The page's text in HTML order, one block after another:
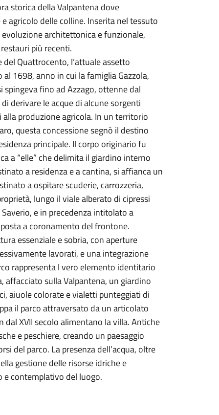
storica della Valpantena dove
agricolo delle colline. Inserita nel tessuto
architettonica e funzionale,
più recenti.
Quattrocento, l’attuale assetto
1698, anno in cui la famiglia Gazzola,
fino ad Azzago, ottenne dal
derivare le acque di alcune sorgenti
produzione agricola. In un territorio
questa concessione segnò il destino
principale. Il corpo originario fu
a “elle” che delimita il giardino interno
a residenza e a cantina, si affianca un
a ospitare scuderie, carrozzeria,
lungo il viale alberato di cipressi
e in precedenza intitolato a
a coronamento del frontone.
essenziale e sobria, con aperture
lavorati, e una integrazione
rappresenta l vero elemento identitario
sulla Valpantena, un giardino
aiuole colorate e vialetti punteggiati di
il parco attraversato da un articolato
XVII secolo alimentano la villa. Antiche
e peschiere, creando un paesaggio
del parco. La presenza dell’acqua, oltre
gestione delle risorse idriche e
contemplativo del luogo.